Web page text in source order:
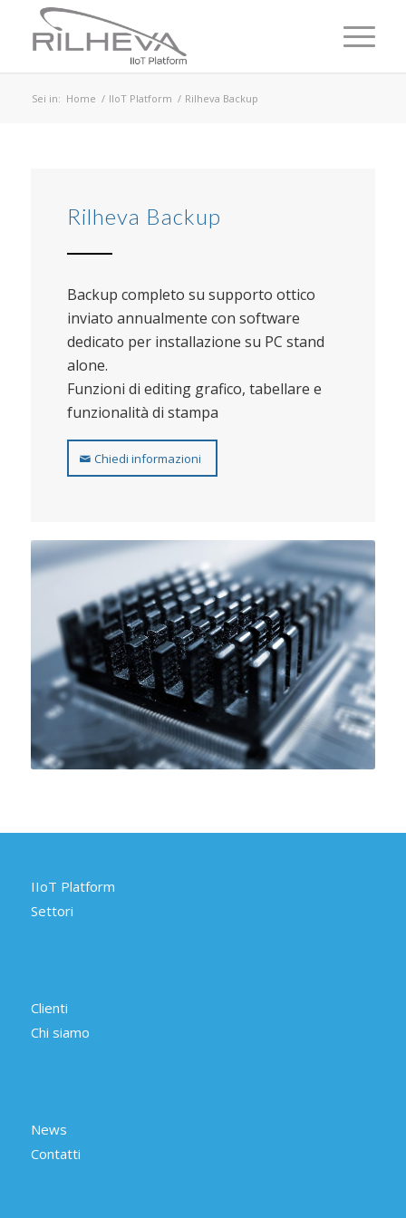
Sei in: Home / IIoT Platform / Rilheva Backup
Rilheva Backup
Backup completo su supporto ottico
inviato annualmente con software
dedicato per installazione su PC stand
alone.
Funzioni di editing grafico, tabellare e
funzionalità di stampa
Chiedi informazioni
IIoT Platform
Settori
Clienti
Chi siamo
News
Contatti